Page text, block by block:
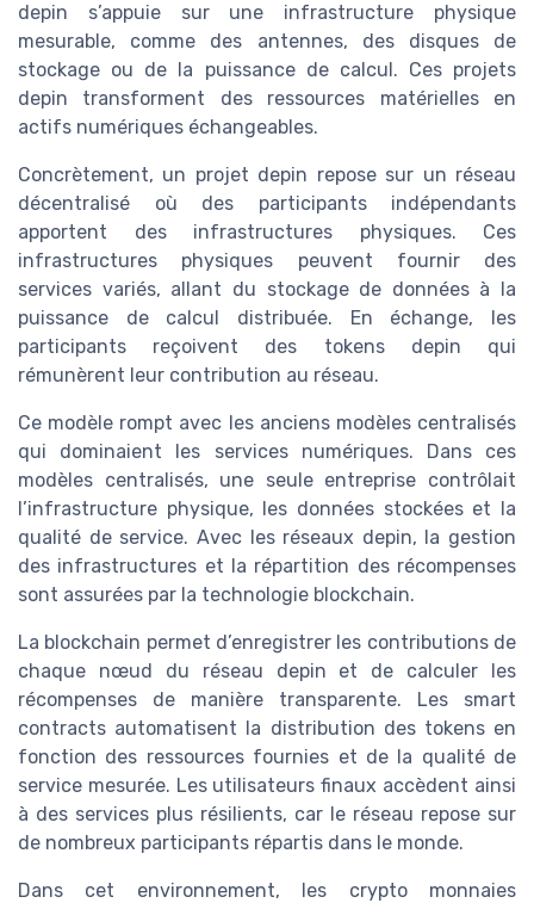
depin s’appuie sur une infrastructure physique
mesurable, comme des antennes, des disques de
stockage ou de la puissance de calcul. Ces projets
depin transforment des ressources matérielles en
actifs numériques échangeables.
Concrètement, un projet depin repose sur un réseau
décentralisé où des participants indépendants
apportent des infrastructures physiques. Ces
infrastructures physiques peuvent fournir des
services variés, allant du stockage de données à la
puissance de calcul distribuée. En échange, les
participants reçoivent des tokens depin qui
rémunèrent leur contribution au réseau.
Ce modèle rompt avec les anciens modèles centralisés
qui dominaient les services numériques. Dans ces
modèles centralisés, une seule entreprise contrôlait
l’infrastructure physique, les données stockées et la
qualité de service. Avec les réseaux depin, la gestion
des infrastructures et la répartition des récompenses
sont assurées par la technologie blockchain.
La blockchain permet d’enregistrer les contributions de
chaque nœud du réseau depin et de calculer les
récompenses de manière transparente. Les smart
contracts automatisent la distribution des tokens en
fonction des ressources fournies et de la qualité de
service mesurée. Les utilisateurs finaux accèdent ainsi
à des services plus résilients, car le réseau repose sur
de nombreux participants répartis dans le monde.
Dans cet environnement, les crypto monnaies